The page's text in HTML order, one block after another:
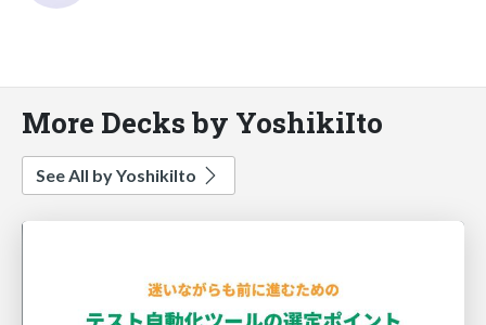
More Decks by YoshikiIto
See All by YoshikiIto